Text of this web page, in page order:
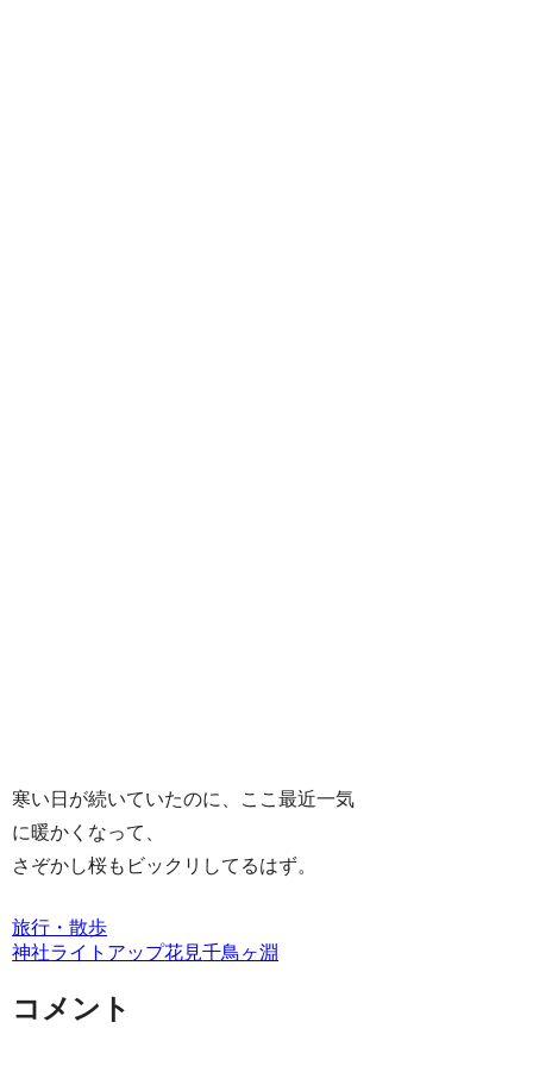
寒い日が続いていたのに、ここ最近一気
に暖かくなって、
さぞかし桜もビックリしてるはず。
旅行・散歩
神社ライトアップ花見千鳥ヶ淵
コメント